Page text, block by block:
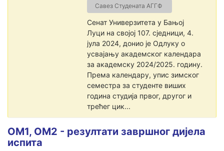
Савез Студената АГГФ
Сенат Универзитета у Бањој
Луци на својој 107. сједници, 4.
јула 2024, донио је Одлуку о
усвајању академског календара
за академску 2024/2025. годину.
Према календару, упис зимског
семестра за студенте виших
година студија првог, другог и
трећег цик...
ОМ1, ОМ2 - резултати завршног дијела
испита